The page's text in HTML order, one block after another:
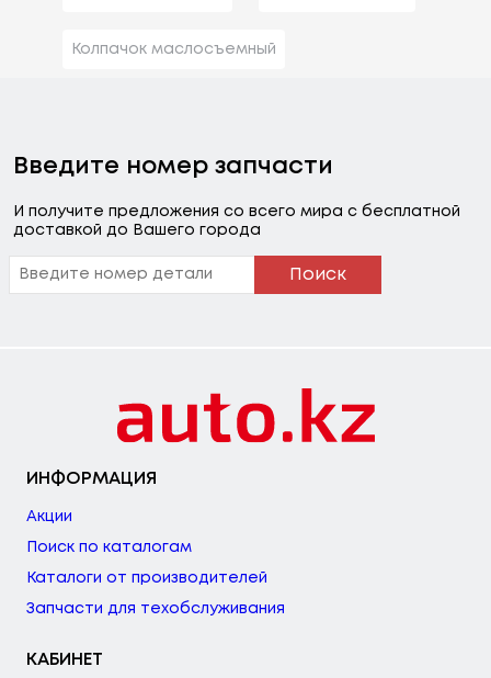
Колпачок маслосъемный
Введите номер запчасти
И получите предложения со всего мира с бесплатной
доставкой до Вашего города
Поиск
ИНФОРМАЦИЯ
Акции
Поиск по каталогам
Каталоги от производителей
Запчасти для техобслуживания
КАБИНЕТ